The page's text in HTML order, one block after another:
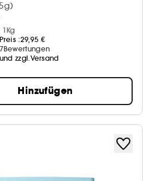
:29,95 €
Bewertungen
zzgl.Versand
Hinzufügen